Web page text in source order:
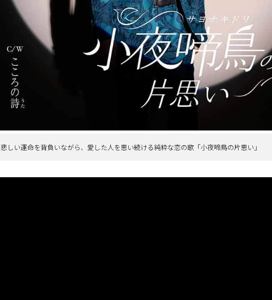
悲しい運命を背負いながら、愛した人を思い続ける純粋な恋の歌「小夜啼鳥の片思い」